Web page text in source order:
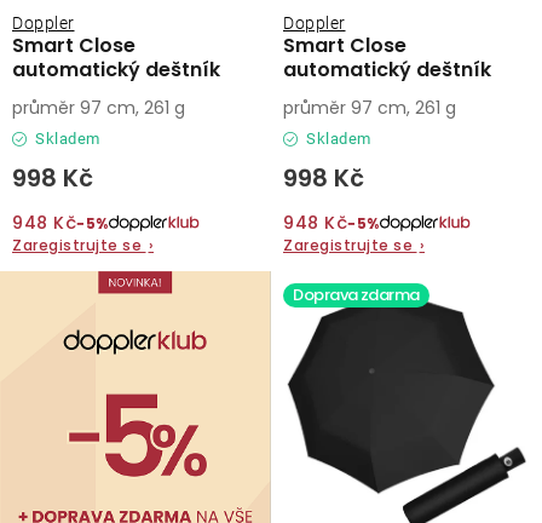
Smart Close
automatický deštník
Doppler
Skladem
998 Kč
948 Kč−5%
Zaregistrujte se ›
průměr 97 cm, 261 g
Smart Close
automatický deštník
Doppler
Skladem
998 Kč
948 Kč−5%
Zaregistrujte se ›
průměr 97 cm, 261 g
Doprava zdarma